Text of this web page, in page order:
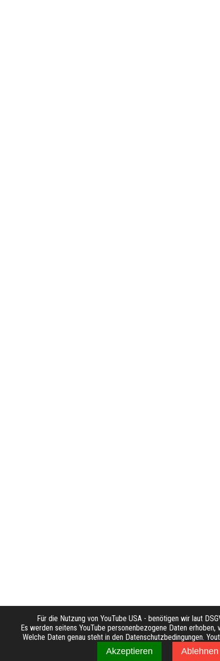
Für die Nutzung von YouTube USA - benötigen wir laut
Es werden seitens YouTube personenbezogene Daten
Welche Daten genau steht in den Datenschutzbedingungen.
Akzeptieren Ablehnen